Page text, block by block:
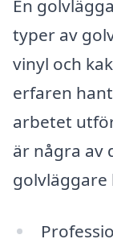
En
typer av
vinyl och
erfaren
arbetet
är några av
golvläggare